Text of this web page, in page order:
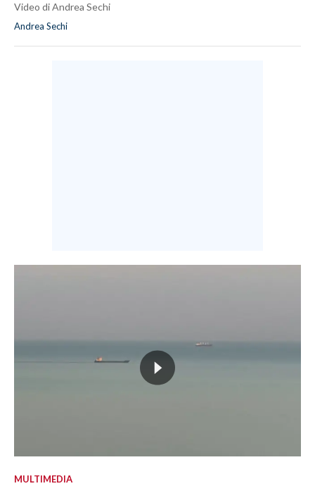
Video di Andrea Sechi
Andrea Sechi
MULTIMEDIA